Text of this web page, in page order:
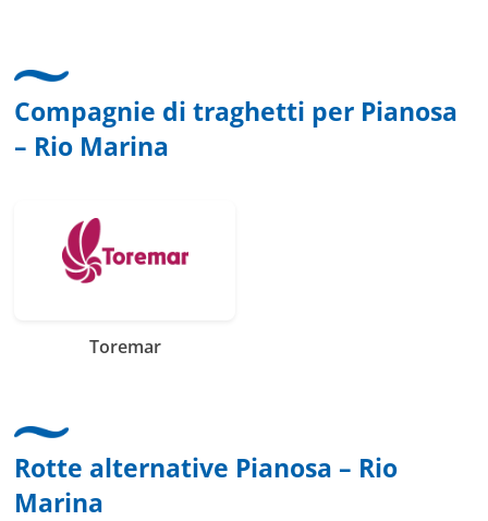
Compagnie di traghetti per Pianosa
– Rio Marina
Toremar
Rotte alternative Pianosa – Rio
Marina